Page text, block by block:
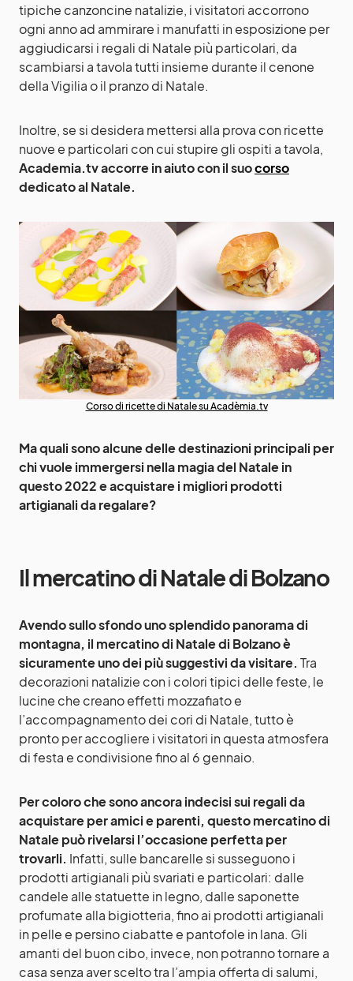
tipiche canzoncine natalizie, i visitatori accorrono
ogni anno ad ammirare i manufatti in esposizione per
aggiudicarsi i regali di Natale più particolari, da
scambiarsi a tavola tutti insieme durante il cenone
della Vigilia o il pranzo di Natale.
Inoltre, se si desidera mettersi alla prova con ricette
nuove e particolari con cui stupire gli ospiti a tavola,
Academia.tv accorre in aiuto con il suocorso
dedicato al Natale.
Corso di ricette di Natale su Acadèmia.tv
Ma quali sono alcune delle destinazioni principali per
chi vuole immergersi nella magia del Natale in
questo 2022 e acquistare i migliori prodotti
artigianali da regalare?
Il mercatino di Natale di Bolzano
Avendo sullo sfondo uno splendido panorama di
montagna, il mercatino di Natale di Bolzano è
sicuramente uno dei più suggestivi da visitare. Tra
decorazioni natalizie con i colori tipici delle feste, le
lucine che creano effetti mozzafiato e
l’accompagnamento dei cori di Natale, tutto è
pronto per accogliere i visitatori in questa atmosfera
di festa e condivisione fino al 6 gennaio.
Per coloro che sono ancora indecisi sui regali da
acquistare per amici e parenti, questo mercatino di
Natale può rivelarsi l’occasione perfetta per
trovarli. Infatti, sulle bancarelle si susseguono i
prodotti artigianali più svariati e particolari: dalle
candele alle statuette in legno, dalle saponette
profumate alla bigiotteria, fino ai prodotti artigianali
in pelle e persino ciabatte e pantofole in lana. Gli
amanti del buon cibo, invece, non potranno tornare a
casa senza aver scelto tra l’ampia offerta di salumi,